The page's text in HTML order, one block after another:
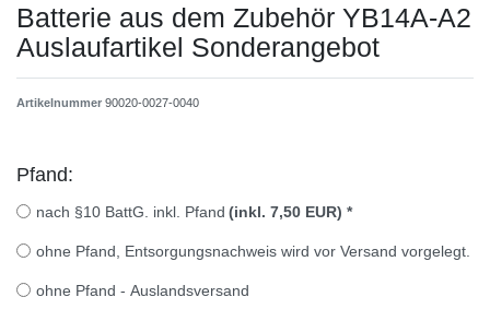
Batterie aus dem Zubehör YB14A-A2
Auslaufartikel Sonderangebot
Artikelnummer 90020-0027-0040
Pfand:
nach §10 BattG. inkl. Pfand (inkl. 7,50 EUR) *
ohne Pfand, Entsorgungsnachweis wird vor Versand vorgelegt.
ohne Pfand - Auslandsversand